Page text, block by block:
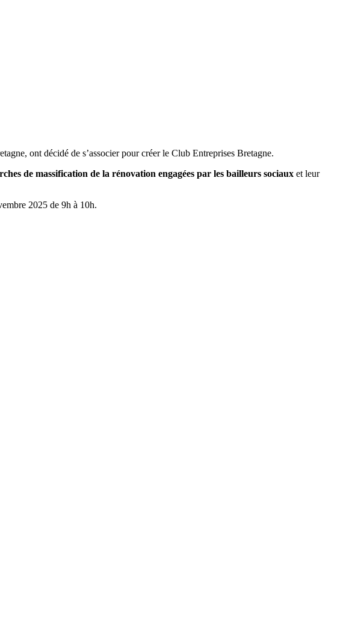
ont décidé de s’associer pour créer le Club Entreprises Bretagne.
de massification de la rénovation engagées par les bailleurs sociaux et leur
2025 de 9h à 10h.